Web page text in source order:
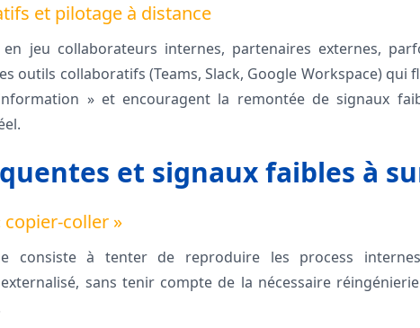
et pilotage à distance
en jeu collaborateurs internes, partenaires externes,
outils collaboratifs (Teams, Slack, Google Workspace) qui
» et encouragent la remontée de signaux
et signaux faibles à
copier-coller »
consiste à tenter de reproduire les process
sans tenir compte de la nécessaire